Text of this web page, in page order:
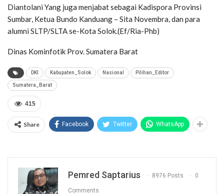
Diantolani Yang juga menjabat sebagai Kadispora Provinsi
Sumbar, Ketua Bundo Kanduang – Sita Novembra, dan para
alumni SLTP/SLTA se-Kota Solok.(Ef/Ria-Phb)
Dinas Kominfotik Prov. Sumatera Barat
DKI Kabupaten_Solok Nasional Pilihan_Editor
Sumatera_Barat
415
Share Facebook Twitter WhatsApp
Pemred Saptarius 8976 Posts 0
Comments